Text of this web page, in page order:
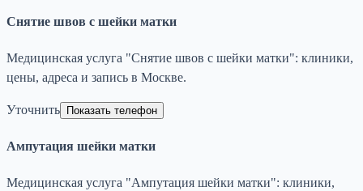
Снятие швов с шейки матки
Медицинская услуга "Снятие швов с шейки матки": клиники,
цены, адреса и запись в Москве.
Уточнить Показать телефон
Ампутация шейки матки
Медицинская услуга "Ампутация шейки матки": клиники,